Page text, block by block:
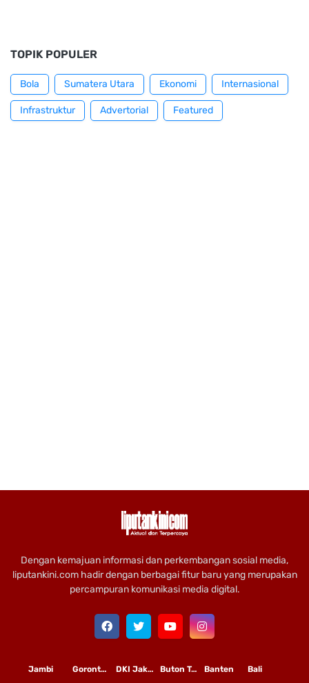
TOPIK POPULER
Bola Sumatera Utara Ekonomi Internasional
Infrastruktur Advertorial Featured
Dengan kemajuan informasi dan perkembangan sosial media,
liputankini.com hadir dengan berbagai fitur baru yang merupakan
percampuran komunikasi media digital.
Bali
Banten
Buton Tengah
DKI Jakarta
Gorontalo
Jambi